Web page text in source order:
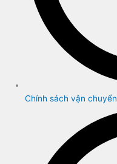
Chính sách vận chuyển